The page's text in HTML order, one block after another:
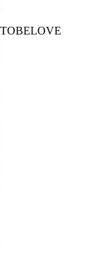
TOBELOVE